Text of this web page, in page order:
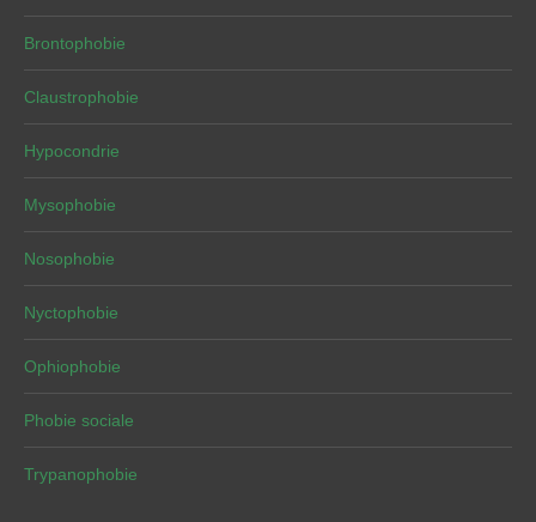
Brontophobie
Claustrophobie
Hypocondrie
Mysophobie
Nosophobie
Nyctophobie
Ophiophobie
Phobie sociale
Trypanophobie